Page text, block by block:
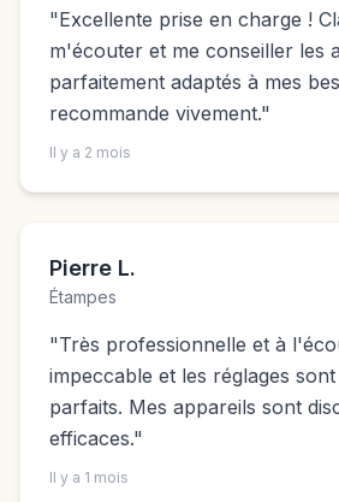
"Excellente prise en charge !
m'écouter et me conseiller les
parfaitement adaptés à mes
recommande vivement."
Il y a 2 mois
Pierre L.
Étampes
"Très professionnelle et à
impeccable et les réglages
parfaits. Mes appareils sont
efficaces."
Il y a 1 mois